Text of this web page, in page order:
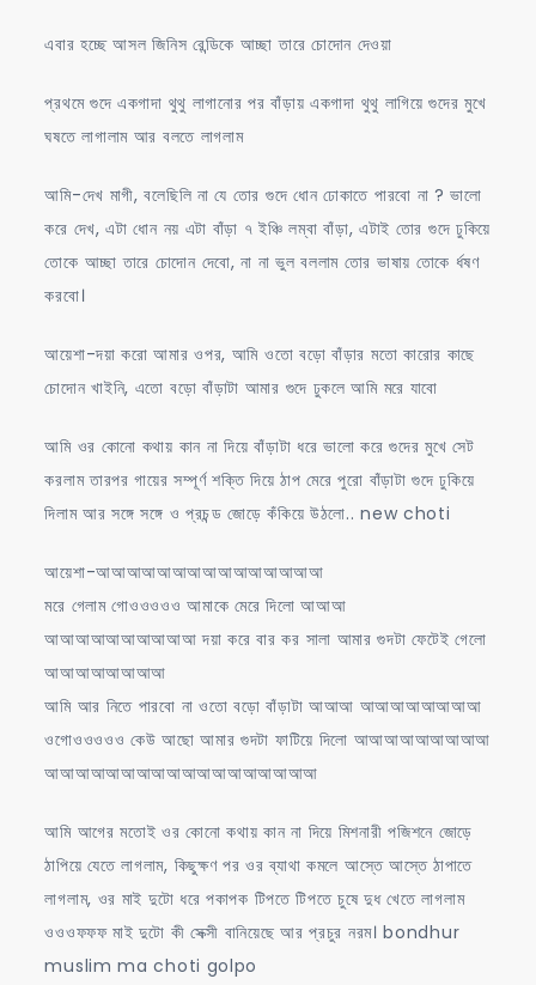
এবার হচ্ছে আসল জিনিস রেন্ডিকে আচ্ছা তারে চোদোন দেওয়া
প্রথমে গুদে একগাদা থুথু লাগানোর পর বাঁড়ায় একগাদা থুথু লাগিয়ে গুদের মুখে
ঘষতে লাগালাম আর বলতে লাগলাম
আমি-দেখ মাগী, বলেছিলি না যে তোর গুদে ধোন ঢোকাতে পারবো না ? ভালো
করে দেখ, এটা ধোন নয় এটা বাঁড়া ৭ ইঞ্চি লম্বা বাঁড়া, এটাই তোর গুদে ঢুকিয়ে
তোকে আচ্ছা তারে চোদোন দেবো, না না ভুল বললাম তোর ভাষায় তোকে র্ধষণ
করবো।
আয়েশা-দয়া করো আমার ওপর, আমি ওতো বড়ো বাঁড়ার মতো কারোর কাছে
চোদোন খাইনি, এতো বড়ো বাঁড়াটা আমার গুদে ঢুকলে আমি মরে যাবো
আমি ওর কোনো কথায় কান না দিয়ে বাঁড়াটা ধরে ভালো করে গুদের মুখে সেট
করলাম তারপর গায়ের সম্পূর্ণ শক্তি দিয়ে ঠাপ মেরে পুরো বাঁড়াটা গুদে ঢুকিয়ে
দিলাম আর সঙ্গে সঙ্গে ও প্রচন্ড জোড়ে কঁকিয়ে উঠলো.. new choti
আয়েশা-আআআআআআআআআআআআআআআ
মরে গেলাম গোওওওওও আমাকে মেরে দিলো আআআ
আআআআআআআআআআ দয়া করে বার কর সালা আমার গুদটা ফেটেই গেলো
আআআআআআআআ
আমি আর নিতে পারবো না ওতো বড়ো বাঁড়াটা আআআ আআআআআআআআ
ওগোওওওওও কেউ আছো আমার গুদটা ফাটিয়ে দিলো আআআআআআআআআ
আআআআআআআআআআআআআআআআআআ
আমি আগের মতোই ওর কোনো কথায় কান না দিয়ে মিশনারী পজিশনে জোড়ে
ঠাপিয়ে যেতে লাগলাম, কিছুক্ষণ পর ওর ব্যাথা কমলে আস্তে আস্তে ঠাপাতে
লাগলাম, ওর মাই দুটো ধরে পকাপক টিপতে টিপতে চুষে দুধ খেতে লাগলাম
ওওওফফফ মাই দুটো কী সেক্সী বানিয়েছে আর প্রচুর নরম। bondhur
muslim ma choti golpo